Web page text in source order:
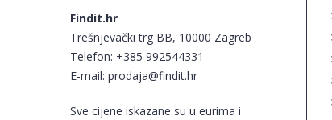
Findit.hr
Trešnjevački trg BB, 10000 Zagreb
Telefon: +385 992544331
E-mail: prodaja@findit.hr
Sve cijene iskazane su u eurima i